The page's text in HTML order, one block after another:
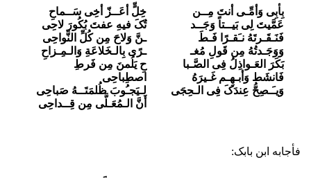
بِأبِی وَأمِّـی أنتَ مِــن
عَمَّیتَ لِی بَیــتاً وَجَــد
فَنَـقَـرتَهُ نـَقـرًا فَـطَ
وَوَجَـدتُهُ مِن قَولِ مُغـ
بَکَرَ العَـواذِلُ فِی الصَّـبا
فَانشَط وَأبـهِـم غَـیرَهُ
وَیـَـصِحُّ عِندَکَ فِی الـحِجَى
خِلٍّ أعَــزّ أخِی سَــماحِ
تُکَ فیهِ عفتَ بُکُورَ لاحِی
ـنَّ وَلاحَ مِن کُلِّ النَّواحِی
ـرًى بِالـخَلاعَةِ وَالـمِـزاحِ
حِ یَلُمنَ مِن فَرطِ
اصطِباحِی
لِـیَجـُوبَ ظُلمَتَــهُ صَباحِی
أنَّ الـمُعَـلَّى مِن قِــداحِی
فأجابه ابن بابک: